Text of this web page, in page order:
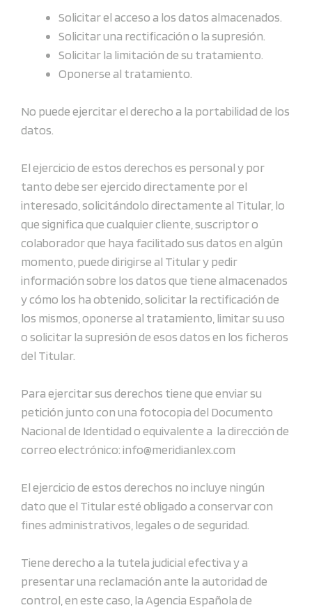
Solicitar el acceso a los datos almacenados.
Solicitar una rectificación o la supresión.
Solicitar la limitación de su tratamiento.
Oponerse al tratamiento.
No puede ejercitar el derecho a la portabilidad de los
datos.
El ejercicio de estos derechos es personal y por
tanto debe ser ejercido directamente por el
interesado, solicitándolo directamente al Titular, lo
que significa que cualquier cliente, suscriptor o
colaborador que haya facilitado sus datos en algún
momento, puede dirigirse al Titular y pedir
información sobre los datos que tiene almacenados
y cómo los ha obtenido, solicitar la rectificación de
los mismos, oponerse al tratamiento, limitar su uso
o solicitar la supresión de esos datos en los ficheros
del Titular.
Para ejercitar sus derechos tiene que enviar su
petición junto con una fotocopia del Documento
Nacional de Identidad o equivalente a la dirección de
correo electrónico: info@meridianlex.com
El ejercicio de estos derechos no incluye ningún
dato que el Titular esté obligado a conservar con
fines administrativos, legales o de seguridad.
Tiene derecho a la tutela judicial efectiva y a
presentar una reclamación ante la autoridad de
control, en este caso, la Agencia Española de